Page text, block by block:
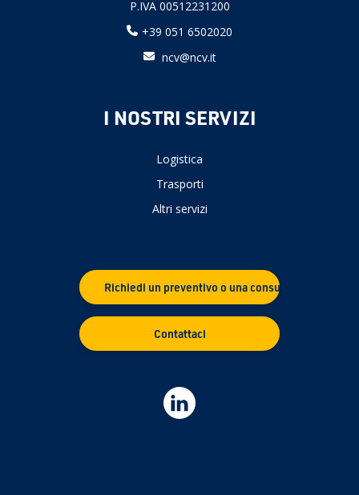
P.IVA 00512231200
+39 051 6502020
ncv@ncv.it
I NOSTRI SERVIZI
Logistica
Trasporti
Altri servizi
Richiedi un preventivo o una consulenza
Contattaci